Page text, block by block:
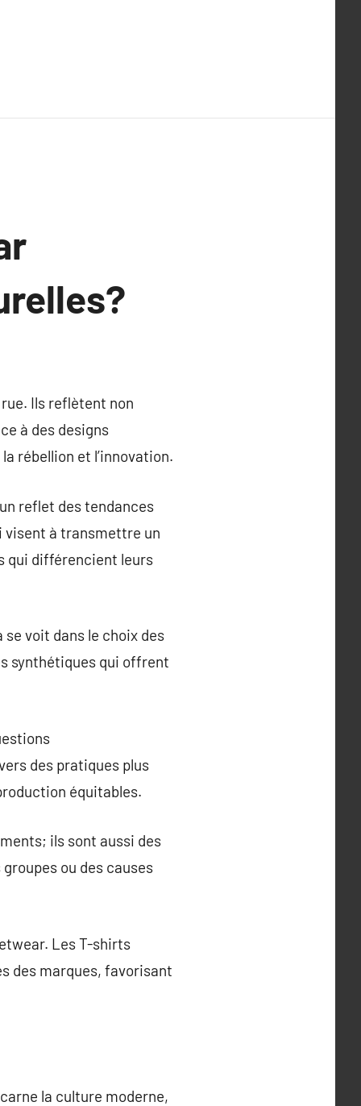
Ils reflètent non
à des designs
rébellion et l’innovation.
reflet des tendances
visent à transmettre un
qui différencient leurs
voit dans le choix des
synthétiques qui offrent
des pratiques plus
équitables.
ils sont aussi des
ou des causes
Les T-shirts
des marques, favorisant
la culture moderne,